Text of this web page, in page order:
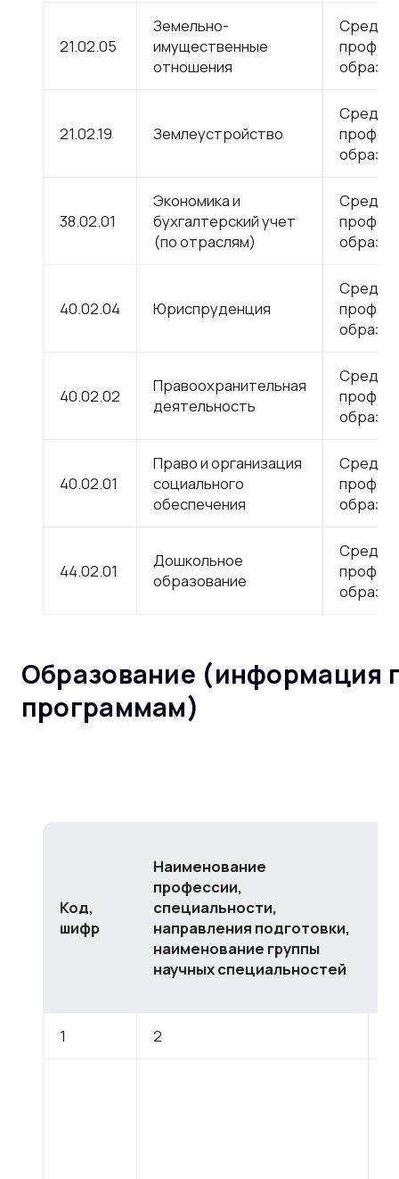
21.02.05
Земельно-
имущественные
отношения
21.02.19 Землеустройство
38.02.01
Экономика и
бухгалтерский учет
(по отраслям)
40.02.04 Юриспруденция
40.02.02
Правоохранительная
деятельность
40.02.01
Право и организация
социального
обеспечения
44.02.01
Дошкольное
образование
Образование (информация
программам)
Код,
шифр
Наименование
профессии,
специальности,
направления подготовки,
наименование группы
научных специальностей
1 2